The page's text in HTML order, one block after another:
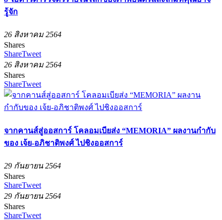
รู้จัก
26 สิงหาคม 2564
Shares
ShareTweet
26 สิงหาคม 2564
Shares
ShareTweet
จากคานส์สู่ออสการ์ โคลอมเบียส่ง “MEMORIA” ผลงานกำกับ
ของ เจ้ย-อภิชาติพงศ์ ไปชิงออสการ์
29 กันยายน 2564
Shares
ShareTweet
29 กันยายน 2564
Shares
ShareTweet